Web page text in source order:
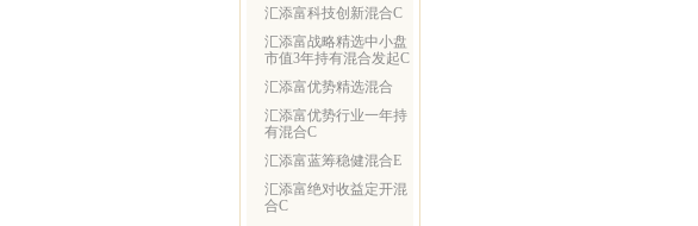
汇添富科技创新混合C
汇添富战略精选中小盘
市值3年持有混合发起C
汇添富优势精选混合
汇添富优势行业一年持
有混合C
汇添富蓝筹稳健混合E
汇添富绝对收益定开混
合C